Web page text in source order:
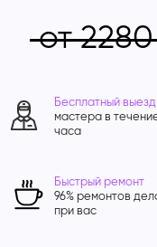
от 2280
Бесплатный выезд
мастера в течение
часа
Быстрый ремонт
96% ремонтов
при вас